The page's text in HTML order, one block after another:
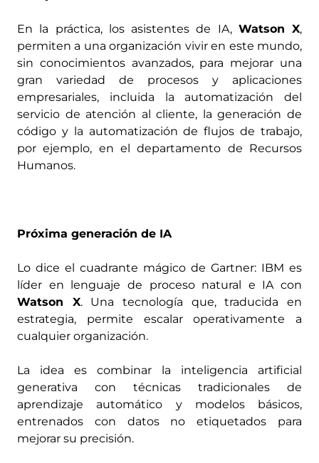
En la práctica, los asistentes de IA, Watson X,
permiten a una organización vivir en este mundo,
sin conocimientos avanzados, para mejorar una
gran variedad de procesos y aplicaciones
empresariales, incluida la automatización del
servicio de atención al cliente, la generación de
código y la automatización de flujos de trabajo,
por ejemplo, en el departamento de Recursos
Humanos.
Próxima generación de IA
Lo dice el cuadrante mágico de Gartner: IBM es
líder en lenguaje de proceso natural e IA con
Watson X. Una tecnología que, traducida en
estrategia, permite escalar operativamente a
cualquier organización.
La idea es combinar la inteligencia artificial
generativa con técnicas tradicionales de
aprendizaje automático y modelos básicos,
entrenados con datos no etiquetados para
mejorar su precisión.